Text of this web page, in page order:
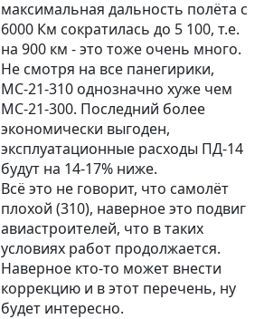
максимальная дальность полёта с
6000 Км сократилась до 5 100, т.е.
на 900 км - это тоже очень много.
Не смотря на все панегирики,
МС-21-310 однозначно хуже чем
МС-21-300. Последний более
экономически выгоден,
эксплуатационные расходы ПД-14
будут на 14-17% ниже.
Всё это не говорит, что самолёт
плохой (310), наверное это подвиг
авиастроителей, что в таких
условиях работ продолжается.
Наверное кто-то может внести
коррекцию и в этот перечень, ну
будет интересно.